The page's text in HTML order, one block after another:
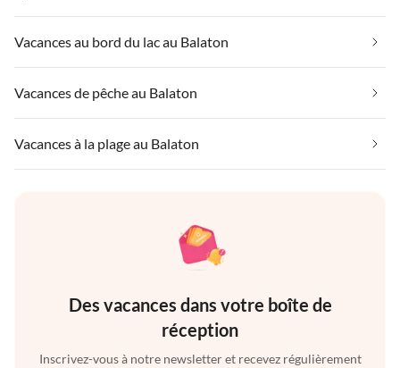
Vacances au bord du lac au Balaton
Vacances de pêche au Balaton
Vacances à la plage au Balaton
Des vacances dans votre boîte de
réception
Inscrivez-vous à notre newsletter et recevez régulièrement